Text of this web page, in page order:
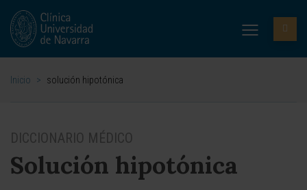
Inicio > solución hipotónica
DICCIONARIO MÉDICO
Solución hipotónica